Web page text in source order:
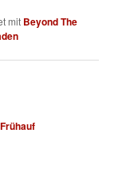
mit Beyond The